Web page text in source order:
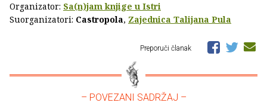
Organizator: Sa(n)jam knjige u Istri
Suorganizatori: Castropola, Zajednica Talijana Pula
Preporuči članak
– POVEZANI SADRŽAJ –